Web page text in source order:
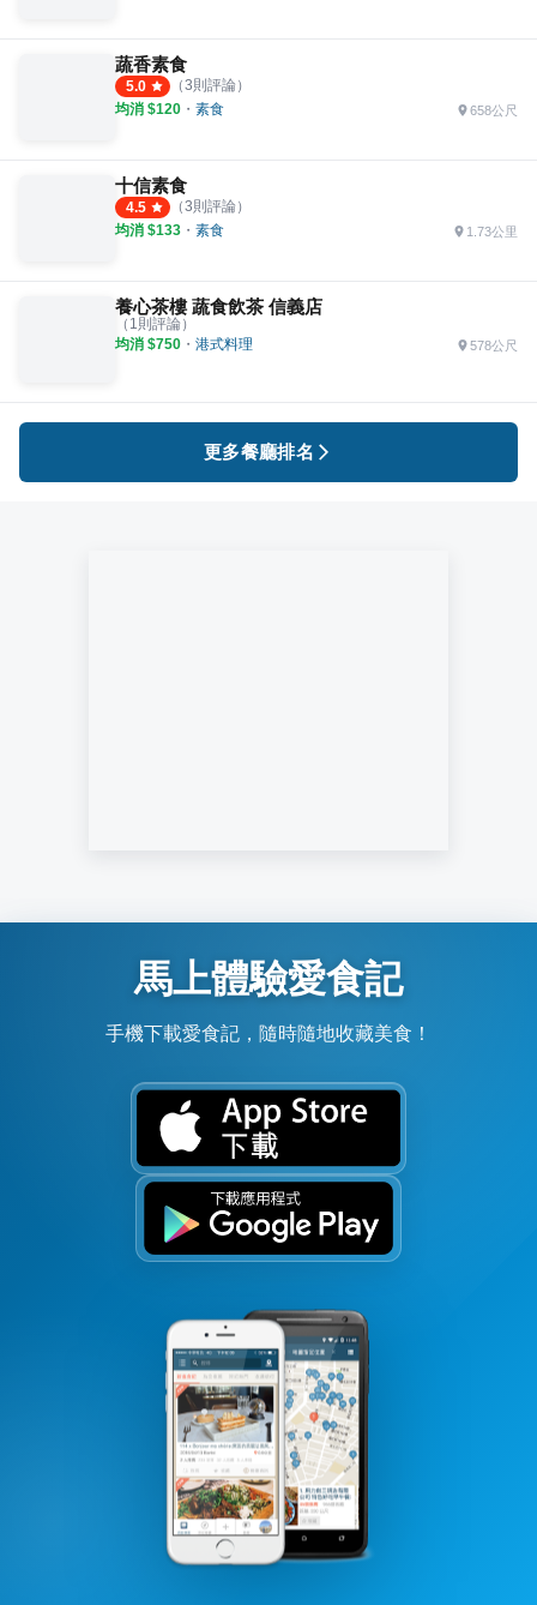
蔬香素食
5.0 （3則評論）
均消 $120 ・ 素食 658公尺
十信素食
4.5 （3則評論）
均消 $133 ・ 素食 1.73公里
養心茶樓 蔬食飲茶 信義店
（ 1則評論）
均消 $750 ・ 港式料理 578公尺
更多餐廳排名
馬上體驗愛食記
手機下載愛食記，隨時隨地收藏美食！